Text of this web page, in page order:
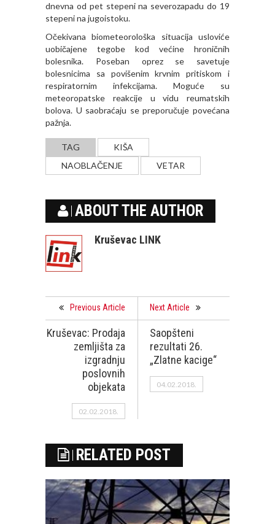
dnevna od pet stepeni na severozapadu do 19
stepeni na jugoistoku.
Očekivana biometeorološka situacija usloviće
uobičajene tegobe kod većine hroničnih
bolesnika. Poseban oprez se savetuje
bolesnicima sa povišenim krvnim pritiskom i
respiratornim infekcijama. Moguće su
meteoropatske reakcije u vidu reumatskih
bolova. U saobraćaju se preporučuje povećana
pažnja.
TAG
KIŠA
NAOBLAČENJE
VETAR
ABOUT THE AUTHOR
Kruševac LINK
Previous Article
Kruševac: Prodaja
zemljišta za
izgradnju
poslovnih
objekata
02.02.2018.
Next Article
Saopšteni
rezultati 26.
„Zlatne kacige“
04.02.2018.
RELATED POST